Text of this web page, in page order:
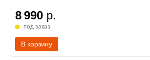
8 990 р.
под заказ
В корзину